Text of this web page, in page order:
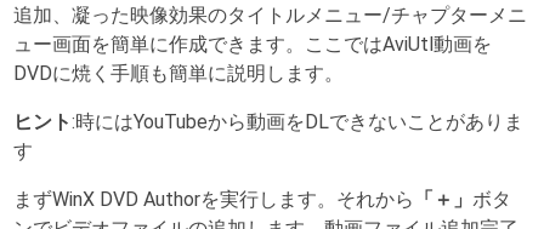
追加、凝った映像効果のタイトルメニュー/チャプターメニ
ュー画面を簡単に作成できます。ここではAviUtl動画を
DVDに焼く手順も簡単に説明します。
ヒント:時にはYouTubeから動画をDLできないことがありま
す
まずWinX DVD Authorを実行します。それから 「＋」ボタ